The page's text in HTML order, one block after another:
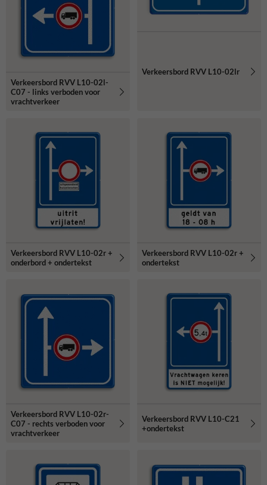
Verkeersbord RVV L10-02l-
C07 - links verboden voor
vrachtverkeer
Verkeersbord RVV L10-02lr
Verkeersbord RVV L10-02r +
onderbord + ondertekst
Verkeersbord RVV L10-02r +
ondertekst
Verkeersbord RVV L10-02r-
C07 - rechts verboden voor
vrachtverkeer
Verkeersbord RVV L10-C21
+ondertekst